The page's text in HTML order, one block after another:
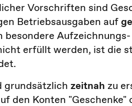
Vorschriften sind
Betriebsausgaben auf
besondere
erfüllt werden, ist die
grundsätzlich zeitnah zu
den Konten